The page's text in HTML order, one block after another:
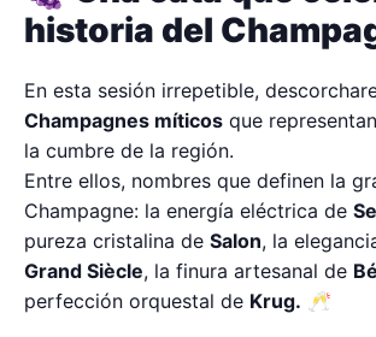
historia del
En esta sesión irrepetible,
Champagnes míticos que
la cumbre de la región.
Entre ellos, nombres que definen la
Champagne: la energía eléctrica de
pureza cristalina de Salon, la
Grand Siècle, la finura artesanal de
perfección orquestal de Krug. 🥂